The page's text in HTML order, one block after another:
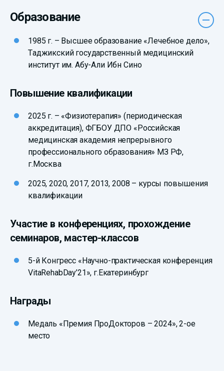
Образование
1985 г. – Высшее образование «Лечебное дело»,
Таджикский государственный медицинский
институт им. Абу-Али Ибн Сино
Повышение квалификации
2025 г. – «Физиотерапия» (периодическая
аккредитация), ФГБОУ ДПО «Российская
медицинская академия непрерывного
профессионального образования» МЗ РФ,
г.Москва
2025, 2020, 2017, 2013, 2008 – курсы повышения
квалификации
Участие в конференциях, прохождение
семинаров, мастер-классов
5-й Конгресс «Научно-практическая конференция
VitaRehabDay’21», г.Екатеринбург
Награды
Медаль «Премия ПроДокторов – 2024», 2-ое
место